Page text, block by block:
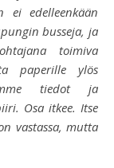
ei edelleenkään
busseja, ja
toimiva
paperille ylös
tiedot ja
Osa itkee. Itse
vastassa, mutta